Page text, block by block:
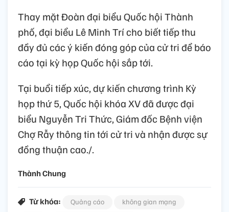
Thay mặt Đoàn đại biểu Quốc hội Thành
phố, đại biểu Lê Minh Trí cho biết tiếp thu
đầy đủ các ý kiến đóng góp của cử tri để báo
cáo tại kỳ họp Quốc hội sắp tới.
Tại buổi tiếp xúc, dự kiến chương trình Kỳ
họp thứ 5, Quốc hội khóa XV đã được đại
biểu Nguyễn Tri Thức, Giám đốc Bệnh viện
Chợ Rẫy thông tin tới cử tri và nhận được sự
đồng thuận cao./.
Thành Chung
Từ khóa: Quảng cáo
không gian mạng